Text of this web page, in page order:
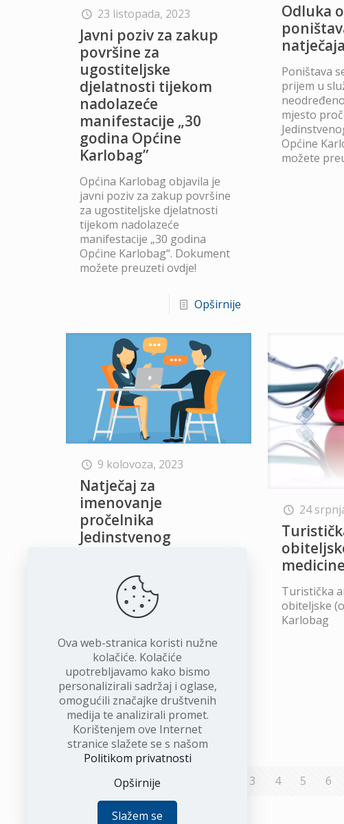
23 listopada, 2023
Javni poziv za zakup
površine za
ugostiteljske
djelatnosti tijekom
nadolazeće
manifestacije „30
godina Općine
Karlobag”
Općina Karlobag objavila je
javni poziv za zakup površine
za ugostiteljske djelatnosti
tijekom nadolazeće
manifestacije „30 godina
Općine Karlobag“. Dokument
možete preuzeti ovdje!
Opširnije
Odluka o
natječaja
Poništava
prijem u
mjesto
Općine
možete
9 kolovoza, 2023
Natječaj za
imenovanje
pročelnika
Jedinstvenog
Općine Karlobag
Natječaj za imenovanje
pročelnika Jedinstvenog
Karlobag na neodređeno
vrijeme uz probni rad od 3 (tri)
mjeseca. Dokument možete
preuzeti ovdje!
Opširnije
24
Turistička
obiteljske
Karlobag
Prethodna 3 4 5 6
Ova web-stranica koristi nužne
kolačiće. Kolačiće
upotrebljavamo kako bismo
personalizirali sadržaj i oglase,
omogućili značajke društvenih
medija te analizirali promet.
Korištenjem ove Internet
stranice slažete se s našom
Politikom privatnosti
Opširnije
Slažem se